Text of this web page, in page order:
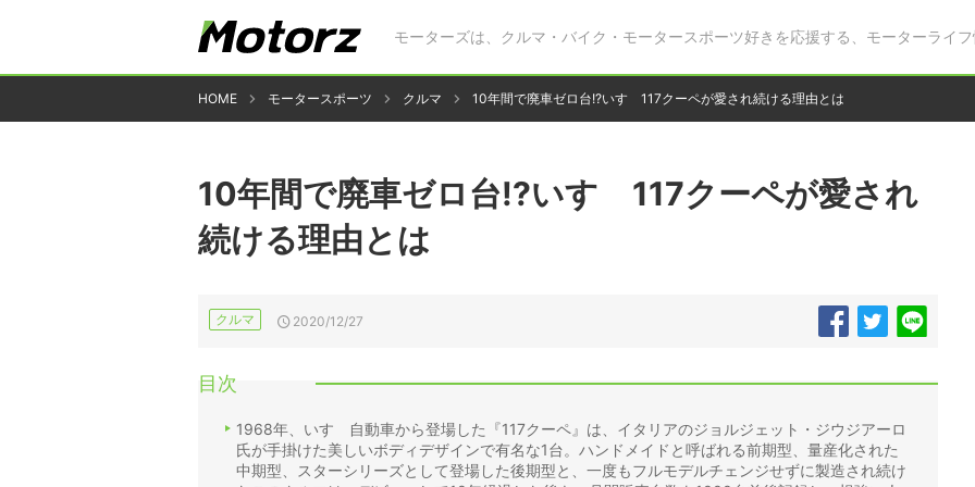
モーターズは、クルマ・バイク・モータースポーツ好きを応援する、モーターライフ
HOME モータースポーツ クルマ 10年間で廃車ゼロ台!?いすゞ117クーペが愛され続ける理由とは
10年間で廃車ゼロ台!?いすゞ117クーペが愛され
続ける理由とは
クルマ 2020/12/27
目次
1968年、いすゞ自動車から登場した『117クーペ』は、イタリアのジョルジェット・ジウジアーロ
氏が手掛けた美しいボディデザインで有名な1台。ハンドメイドと呼ばれる前期型、量産化された
中期型、スターシリーズとして登場した後期型と、一度もフルモデルチェンジせずに製造され続け